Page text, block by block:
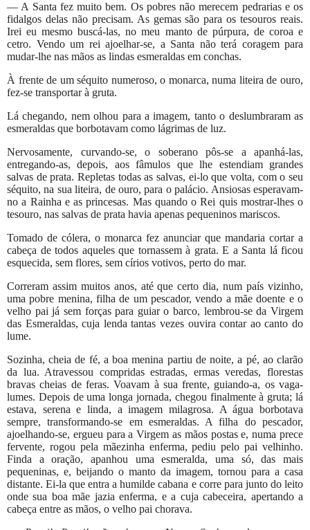
— A Santa fez muito bem. Os pobres não merecem pedrarias e os
fidalgos delas não precisam. As gemas são para os tesouros reais.
Irei eu mesmo buscá-las, no meu manto de púrpura, de coroa e
cetro. Vendo um rei ajoelhar-se, a Santa não terá coragem para
mudar-lhe nas mãos as lindas esmeraldas em conchas.
À frente de um séquito numeroso, o monarca, numa liteira de ouro,
fez-se transportar à gruta.
Lá chegando, nem olhou para a imagem, tanto o deslumbraram as
esmeraldas que borbotavam como lágrimas de luz.
Nervosamente, curvando-se, o soberano pôs-se a apanhá-las,
entregando-as, depois, aos fâmulos que lhe estendiam grandes
salvas de prata. Repletas todas as salvas, ei-lo que volta, com o seu
séquito, na sua liteira, de ouro, para o palácio. Ansiosas esperavam-
no a Rainha e as princesas. Mas quando o Rei quis mostrar-lhes o
tesouro, nas salvas de prata havia apenas pequeninos mariscos.
Tomado de cólera, o monarca fez anunciar que mandaria cortar a
cabeça de todos aqueles que tornassem à grata. E a Santa lá ficou
esquecida, sem flores, sem círios votivos, perto do mar.
Correram assim muitos anos, até que certo dia, num país vizinho,
uma pobre menina, filha de um pescador, vendo a mãe doente e o
velho pai já sem forças para guiar o barco, lembrou-se da Virgem
das Esmeraldas, cuja lenda tantas vezes ouvira contar ao canto do
lume.
Sozinha, cheia de fé, a boa menina partiu de noite, a pé, ao clarão
da lua. Atravessou compridas estradas, ermas veredas, florestas
bravas cheias de feras. Voavam à sua frente, guiando-a, os vaga-
lumes. Depois de uma longa jornada, chegou finalmente à gruta; lá
estava, serena e linda, a imagem milagrosa. A água borbotava
sempre, transformando-se em esmeraldas. A filha do pescador,
ajoelhando-se, ergueu para a Virgem as mãos postas e, numa prece
fervente, rogou pela mãezinha enferma, pediu pelo pai velhinho.
Finda a oração, apanhou uma esmeralda, uma só, das mais
pequeninas, e, beijando o manto da imagem, tornou para a casa
distante. Ei-la que entra a humilde cabana e corre para junto do leito
onde sua boa mãe jazia enferma, e a cuja cabeceira, apertando a
cabeça entre as mãos, o velho pai chorava.